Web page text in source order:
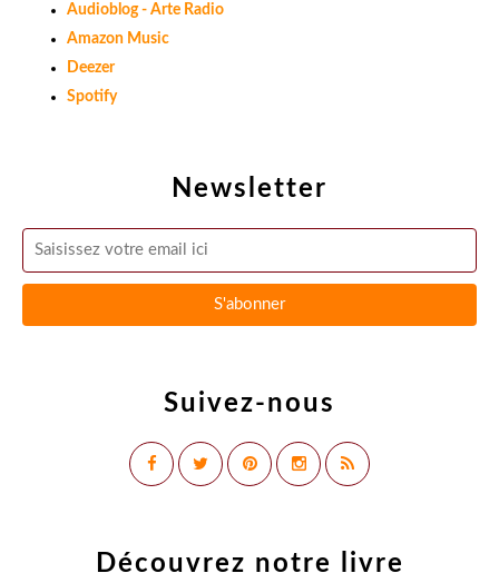
Newsletter
Suivez-nous
Audioblog - Arte Radio
Amazon Music
Deezer
Spotify
Découvrez notre livre